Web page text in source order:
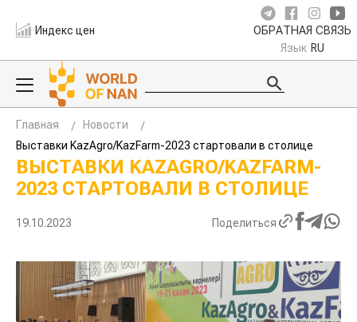
Индекс цен ОБРАТНАЯ СВЯЗЬ
Язык RU
Главная
Новости
Выставки KazAgro/KazFarm-2023 стартовали в столице
ВЫСТАВКИ KAZAGRO/KAZFARM-
2023 СТАРТОВАЛИ В СТОЛИЦЕ
19.10.2023 Поделиться